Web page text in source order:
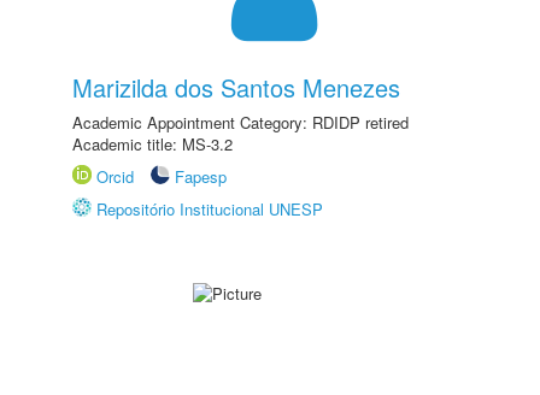
Marizilda dos Santos Menezes
Academic Appointment Category: RDIDP retired
Academic title: MS-3.2
Orcid
Fapesp
Repositório Institucional UNESP